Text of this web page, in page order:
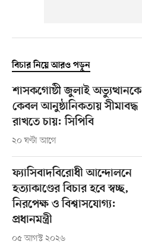
বিচার নিয়ে আরও পড়ুন
শাসকগোষ্ঠী জুলাই অভ্যুত্থানকে
কেবল আনুষ্ঠানিকতায় সীমাবদ্ধ
রাখতে চায়: সিপিবি
২০ ঘণ্টা আগে
ফ্যাসিবাদবিরোধী আন্দোলনে
হত্যাকাণ্ডের বিচার হবে স্বচ্ছ,
নিরপেক্ষ ও বিশ্বাসযোগ্য:
প্রধানমন্ত্রী
০৫ আগস্ট ২০২৬